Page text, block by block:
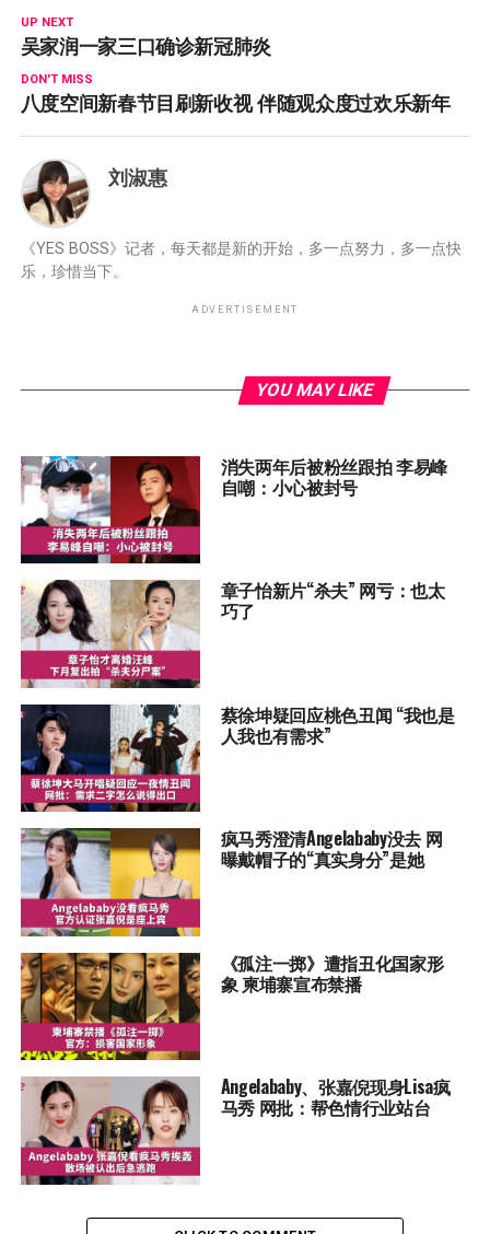
UP NEXT
吴家润一家三口确诊新冠肺炎
DON'T MISS
八度空间新春节目刷新收视 伴随观众度过欢乐新年
刘淑惠
《YES BOSS》记者，每天都是新的开始，多一点努力，多一点快
乐，珍惜当下。
ADVERTISEMENT
YOU MAY LIKE
消失两年后被粉丝跟拍 李易峰
自嘲：小心被封号
章子怡新片“杀夫” 网亏：也太
巧了
蔡徐坤疑回应桃色丑闻 “我也是
人我也有需求”
疯马秀澄清Angelababy没去 网
曝戴帽子的“真实身分”是她
《孤注一掷》遭指丑化国家形
象 柬埔寨宣布禁播
Angelababy、张嘉倪现身Lisa疯
马秀 网批：帮色情行业站台